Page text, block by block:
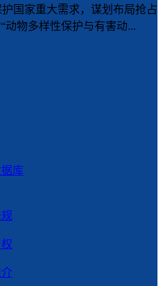
国家重大需求，谋划布局抢占
动物多样性保护与有害动...
库